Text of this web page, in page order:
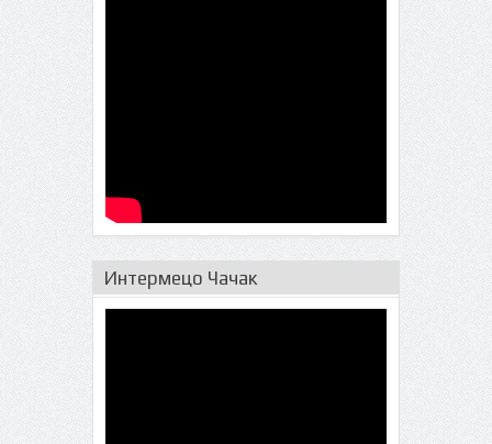
Интермецо Чачак